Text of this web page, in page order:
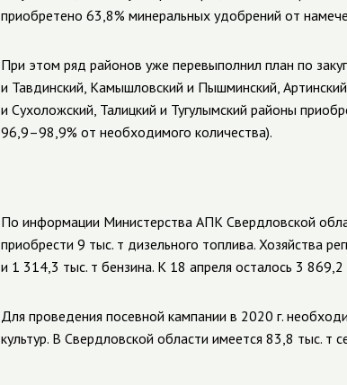
приобретено 63,8% минеральных удобрений от
При этом ряд районов уже перевыполнил план по
и Тавдинский, Камышловский и Пышминский,
и Сухоложский, Талицкий и Тугулымский районы
96,9–98,9% от необходимого количества).
По информации Министерства АПК Свердловской
приобрести 9 тыс. т дизельного топлива. Хозяйства
и 1 314,3 тыс. т бензина. К 18 апреля осталось 3
Для проведения посевной кампании в 2020 г.
культур. В Свердловской области имеется 83,8 тыс. т